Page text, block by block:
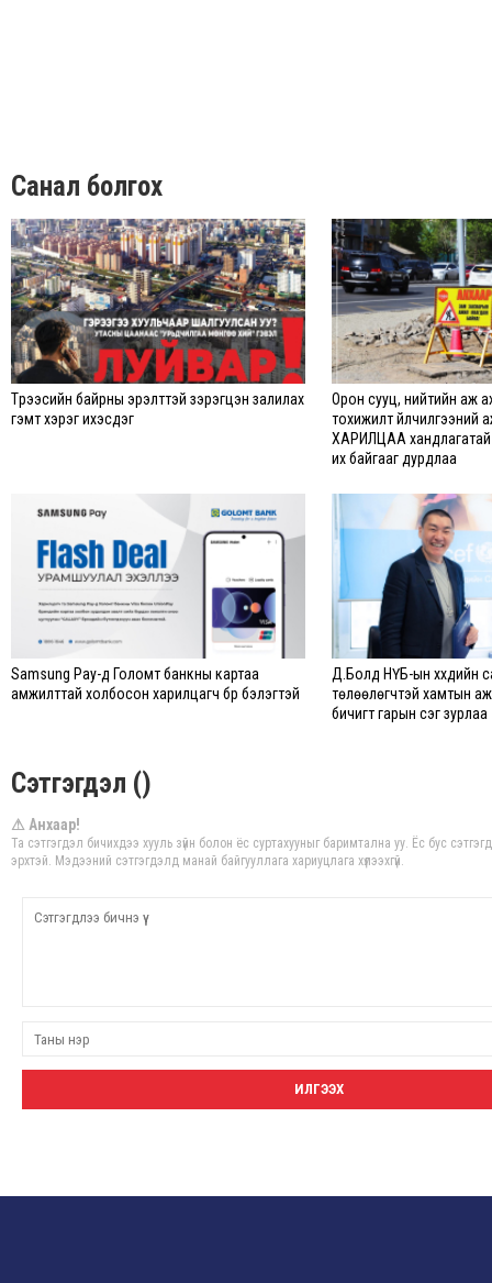
Санал болгох
Түрээсийн байрны эрэлттэй зэрэгцэн залилах
гэмт хэрэг ихэсдэг
Орон сууц, нийтийн аж
тохижилт үйлчилгээний
ХАРИЛЦАА
их байгааг дурдлаа
Samsung Pay-д Голомт банкны картаа
амжилттай холбосон харилцагч бүр бэлэгтэй
Д.Болд НҮБ-ын хүүхдийн
төлөөлөгчтэй хамтын
бичигт гарын үсэг зурлаа
Сэтгэгдэл ()
⚠ Анхаар!
Та сэтгэгдэл бичихдээ хууль зүйн болон ёс суртахууныг баримтална уу. Ёс бус
эрхтэй. Мэдээний сэтгэгдэлд манай байгууллага хариуцлага хүлээхгүй.